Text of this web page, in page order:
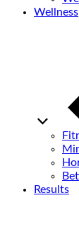
Wellness
Results